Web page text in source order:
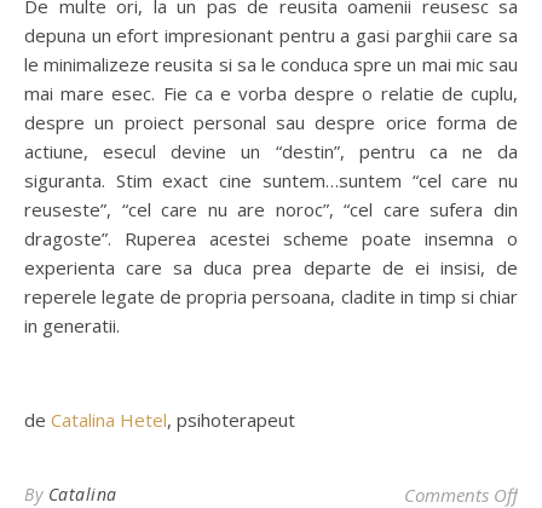
De multe ori, la un pas de reusita oamenii reusesc sa
depuna un efort impresionant pentru a gasi parghii care sa
le minimalizeze reusita si sa le conduca spre un mai mic sau
mai mare esec. Fie ca e vorba despre o relatie de cuplu,
despre un proiect personal sau despre orice forma de
actiune, esecul devine un “destin”, pentru ca ne da
siguranta. Stim exact cine suntem…suntem “cel care nu
reuseste”, “cel care nu are noroc”, “cel care sufera din
dragoste”. Ruperea acestei scheme poate insemna o
experienta care sa duca prea departe de ei insisi, de
reperele legate de propria persoana, cladite in timp si chiar
in generatii.
de Catalina Hetel, psihoterapeut
By Catalina Comments Off